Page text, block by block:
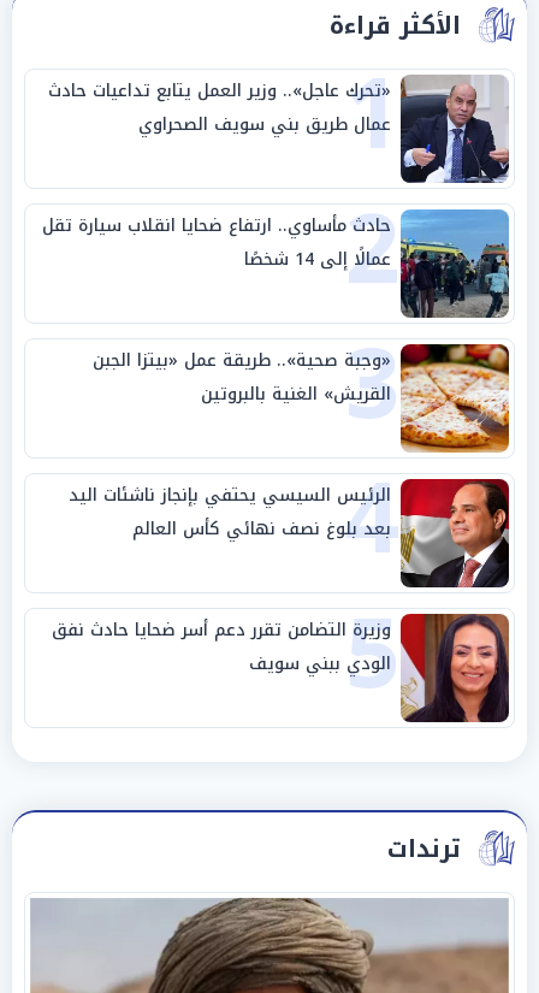
الأكثر قراءة
1
«تحرك عاجل».. وزير العمل يتابع تداعيات حادث
عمال طريق بني سويف الصحراوي
2
حادث مأساوي.. ارتفاع ضحايا انقلاب سيارة تقل
عمالًا إلى 14 شخصًا
3
«وجبة صحية».. طريقة عمل «بيتزا الجبن
القريش» الغنية بالبروتين
4
الرئيس السيسي يحتفي بإنجاز ناشئات اليد
بعد بلوغ نصف نهائي كأس العالم
5
وزيرة التضامن تقرر دعم أسر ضحايا حادث نفق
الودي ببني سويف
ترندات